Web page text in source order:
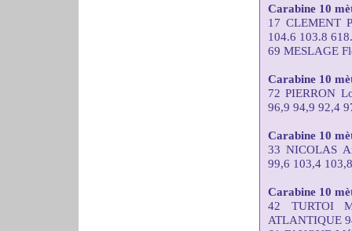
Carabine 10
17 CLEMENT
104.6 103.8
69 MESLAGE
Carabine 10
72 PIERRON
96,9 94,9 92,4
Carabine 10
33 NICOLAS
99,6 103,4
Carabine 10
42 TURTOI
ATLANTIQUE